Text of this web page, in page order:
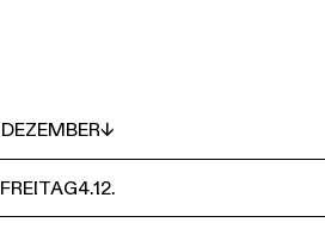
DEZEMBER↓
FREITAG4.12.